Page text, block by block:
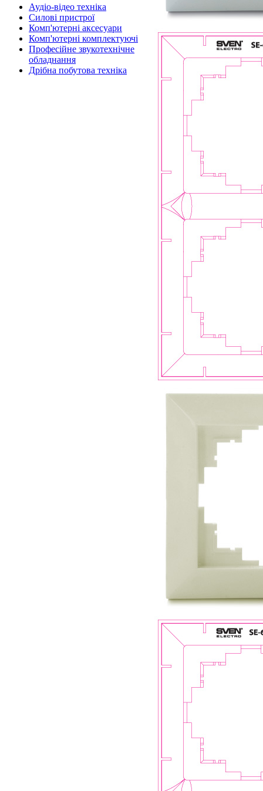
Аудіо-відео техніка
Силові пристрої
Комп'ютерні аксесуари
Комп'ютерні комплектуючі
Професійне звукотехнічне
обладнання
Дрібна побутова техніка